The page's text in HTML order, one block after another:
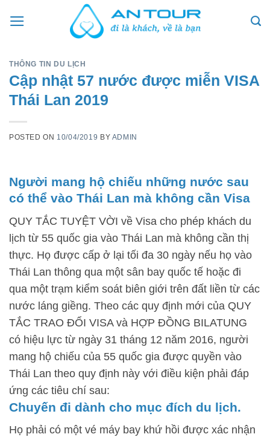
THÔNG TIN DU LỊCH
Cập nhật 57 nước được miễn VISA
Thái Lan 2019
POSTED ON 10/04/2019 BY ADMIN
Người mang hộ chiếu những nước sau
có thể vào Thái Lan mà không cần Visa
QUY TẮC TUYỆT VỜI về Visa cho phép khách du
lịch từ 55 quốc gia vào Thái Lan mà không cần thị
thực. Họ được cấp ở lại tối đa 30 ngày nếu họ vào
Thái Lan thông qua một sân bay quốc tế hoặc đi
qua một trạm kiểm soát biên giới trên đất liền từ các
nước láng giềng. Theo các quy định mới của QUY
TẮC TRAO ĐỔI VISA và HỢP ĐỒNG BILATUNG
có hiệu lực từ ngày 31 tháng 12 năm 2016, người
mang hộ chiếu của 55 quốc gia được quyền vào
Thái Lan theo quy định này với điều kiện phải đáp
ứng các tiêu chí sau:
Chuyến đi dành cho mục đích du lịch.
Họ phải có một vé máy bay khứ hồi được xác nhận